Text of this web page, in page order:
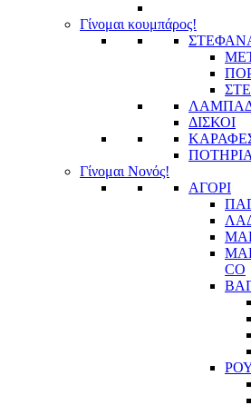
Γίνομαι κουμπάρος!
ΔΙΣΚΟΙ
ΠΟΤΗΡΙΑ
Γίνομαι Νονός!
ΑΓΟΡΙ
CO